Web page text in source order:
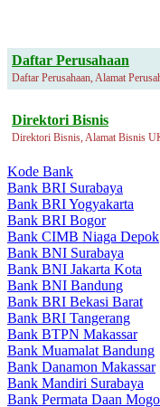
Daftar Perusahaan
Daftar Perusahaan, Alamat
Direktori Bisnis
Direktori Bisnis, Alamat Bisnis
Kode Bank
Bank BRI Surabaya
Bank BRI Yogyakarta
Bank BRI Bogor
Bank CIMB Niaga Depok
Bank BNI Surabaya
Bank BNI Jakarta Kota
Bank BNI Bandung
Bank BRI Bekasi Barat
Bank BRI Tangerang
Bank BTPN Makassar
Bank Muamalat Bandung
Bank Danamon Makassar
Bank Mandiri Surabaya
Bank Permata Daan